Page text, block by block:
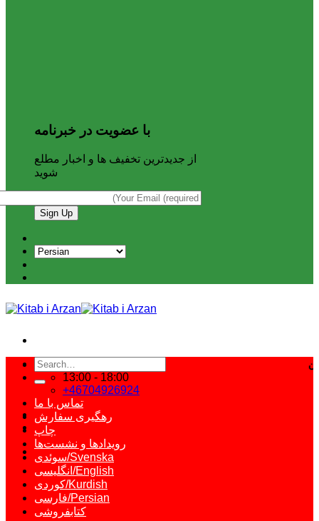
با عضویت در خبرنامه
از جدیدترین تخفیف ها و اخبار مطلع
شوید
13:00 - 18:00
+46704926924
Search
for:
تماس با ما
رهگیری سفارش
چاپ
رویدادها و نشست‌ها
سوئدی/Svenska
انگلیسی/English
کوردی/Kurdish
فارسی/Persian
کتابفروشی